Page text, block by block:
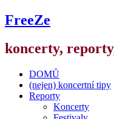
FreeZe
koncerty,
DOMŮ
(nejen) koncertní tipy
Reporty
Koncerty